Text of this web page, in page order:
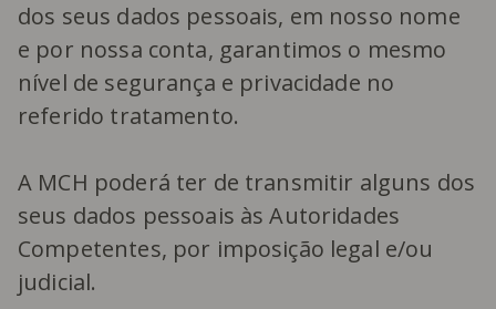
dos seus dados pessoais, em nosso nome
e por nossa conta, garantimos o mesmo
nível de segurança e privacidade no
referido tratamento.
A MCH poderá ter de transmitir alguns dos
seus dados pessoais às Autoridades
Competentes, por imposição legal e/ou
judicial.